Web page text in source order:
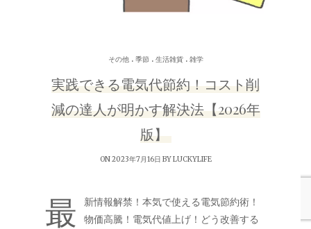
その他. 季節 . 生活雑貨. 雑学
実践できる電気代節約！コスト削
減の達人が明かす解決法【2026年
版】
ON 2023年7月16日 BYLUCKYLIFE
最
新情報解禁！本気で使える電気節約術！
物価高騰！電気代値上げ！どう改善する